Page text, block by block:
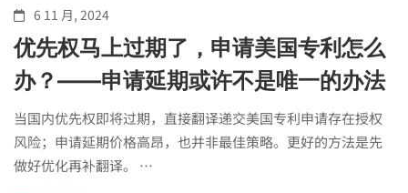
6 11 月, 2024
优先权马上过期了，申请美国专利怎么
办？——申请延期或许不是唯一的办法
当国内优先权即将过期，直接翻译递交美国专利申请存在授权
风险；申请延期价格高昂，也并非最佳策略。更好的方法是先
做好优化再补翻译。 …